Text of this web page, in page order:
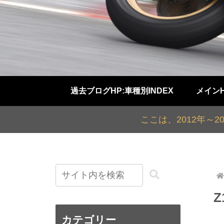
過去ブログHP:車種別INDEX メイン
ここは、2012年～
カテゴリー